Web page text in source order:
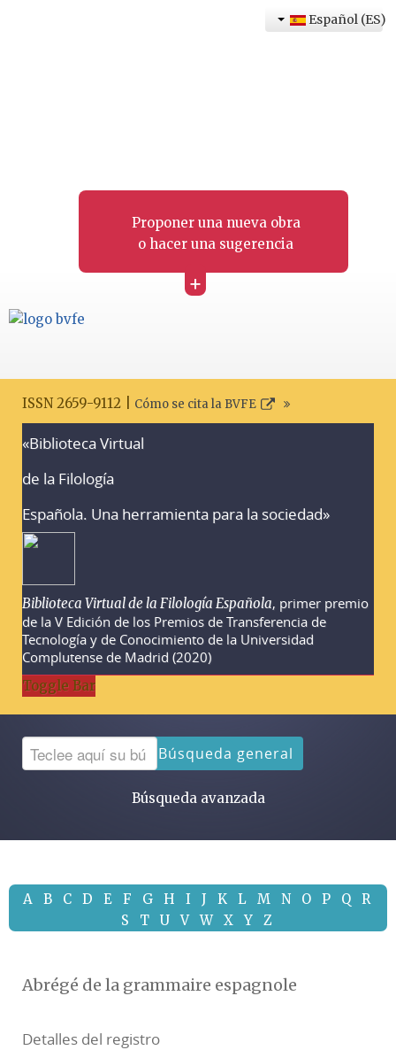
Proponer una nueva obra
o hacer una sugerencia
+
Español (ES)
ISSN 2659-9112 | Cómo se cita la BVFE
«Biblioteca Virtual
de la Filología
Española. Una herramienta para la sociedad»
Biblioteca Virtual de la Filología Española, primer premio
de la V Edición de los Premios de Transferencia de
Tecnología y de Conocimiento de la Universidad
Complutense de Madrid (2020)
Toggle Bar
Búsqueda general
Búsqueda avanzada
A B C D E F G H I J K L M N O P Q
R
S
T U V W X Y Z
Abrégé de la grammaire espagnole
Detalles del registro